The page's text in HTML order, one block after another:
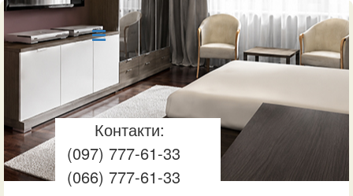
Контакти:
(097) 777-61-33
(066) 777-61-33